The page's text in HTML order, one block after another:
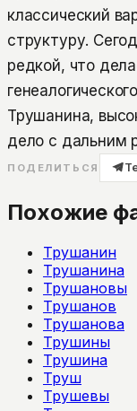
классический
структуру.
редкой, что
Трушанина,
дело с дальним
ПОДЕЛИТЬСЯ
Похожие
Трушанин
Трушанина
Трушановы
Трушанов
Трушанова
Трушины
Трушина
Труш
Трушевы